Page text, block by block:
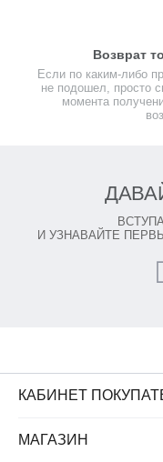
Возврат
Если по каким-либо
не подошел, просто
момента
И УЗНАВАЙТЕ
КАБИНЕТ
МАГАЗИН